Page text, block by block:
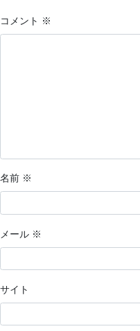
コメント ※
名前 ※
メール ※
サイト